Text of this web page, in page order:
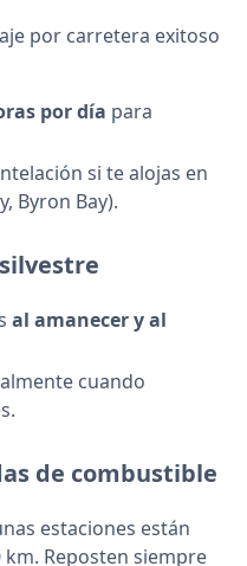
por carretera exitoso
por día para
si te alojas en
Byron Bay).
al amanecer y al
cuando
de combustible
estaciones están
Reposten siempre